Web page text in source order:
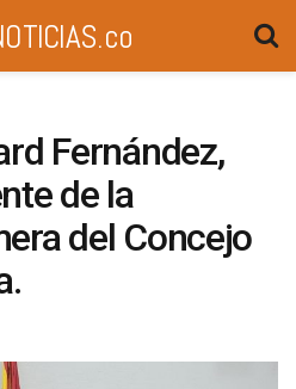
Fernández,
de la
del Concejo